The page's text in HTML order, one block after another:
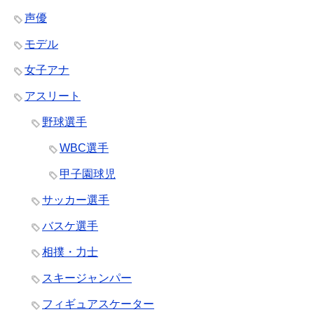
声優
モデル
女子アナ
アスリート
野球選手
WBC選手
甲子園球児
サッカー選手
バスケ選手
相撲・力士
スキージャンパー
フィギュアスケーター